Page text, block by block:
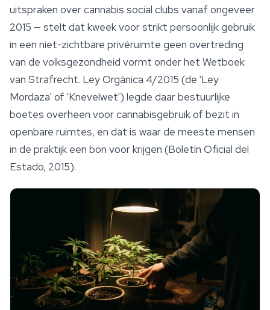
uitspraken over cannabis social clubs vanaf ongeveer
2015 — stelt dat kweek voor strikt persoonlijk gebruik
in een niet-zichtbare privéruimte geen overtreding
van de volksgezondheid vormt onder het Wetboek
van Strafrecht. Ley Orgánica 4/2015 (de 'Ley
Mordaza' of 'Knevelwet') legde daar bestuurlijke
boetes overheen voor cannabisgebruik of bezit in
openbare ruimtes, en dat is waar de meeste mensen
in de praktijk een bon voor krijgen (Boletín Oficial del
Estado, 2015).